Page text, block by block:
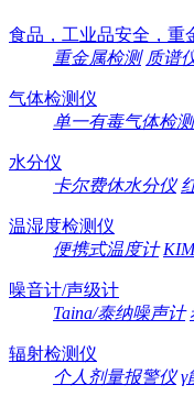
食品，工业品安全，重
重金属检测 质谱
气体检测仪
单一有毒气体检
水分仪
卡尔费休水分仪
温湿度检测仪
便携式温度计
噪音计/声级计
Taina/泰纳噪声计
辐射检测仪
个人剂量报警仪 γ